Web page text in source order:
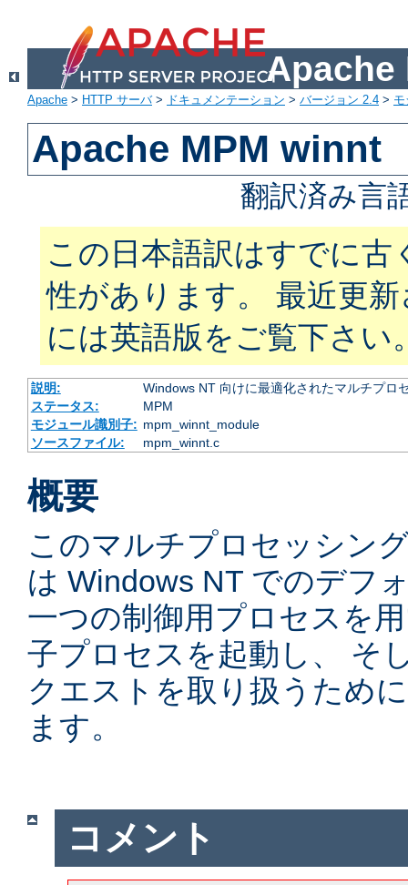
Apache
Apache > HTTP サーバ> ドキュメンテーション > バージョン 2.4 >
Apache MPM winnt
翻訳済み言
この日本語訳はすでに古
性があります。 最近更
には英語版をご覧下さい
説明:
Windows NT 向けに最適化されたマルチプロ
ステータス:
MPM
モジュール識別子: mpm_winnt_module
ソースファイル:
mpm_winnt.c
概要
このマルチプロセッシン
は Windows NT でのデフ
一つの制御用プロセスを
子プロセスを起動し、 そ
クエストを取り扱うため
ます。
コメント